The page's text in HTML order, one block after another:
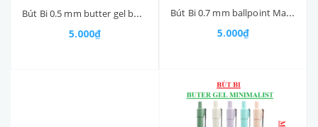
Bút Bi 0.5 mm butter gel buttersmooth Thiên Long GELB031 mực xanh
5.000₫
Bút Bi 0.7 mm ballpoint Matixs Flexoffice FO024
5.000₫